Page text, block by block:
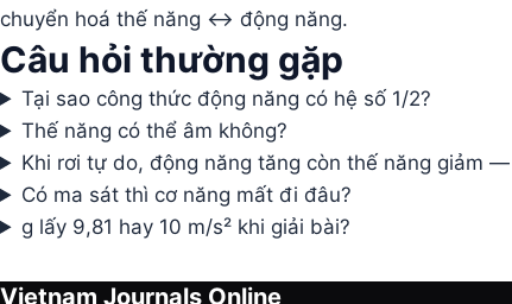
chuyển hoá thế năng ↔ động năng.
Câu hỏi thường gặp
Tại sao công thức động năng có hệ số 1/2?
Thế năng có thể âm không?
Khi rơi tự do, động năng tăng còn thế năng giảm
Có ma sát thì cơ năng mất đi đâu?
g lấy 9,81 hay 10 m/s² khi giải bài?
Vietnam Journals Online